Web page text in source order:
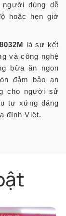
dùng dễ
hoặc hẹn giờ
là sự kết
và công nghệ
bữa ăn ngon
đảm bảo an
cho người sử
tư xứng đáng
đình Việt.